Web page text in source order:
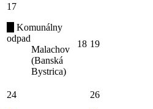
17
Komunálny
odpad
Malachov
(Banská
Bystrica)
18 19
24
26